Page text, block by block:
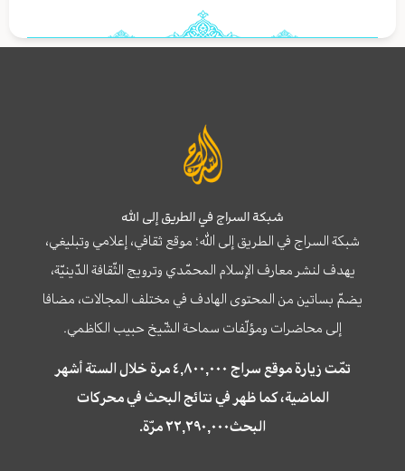
شبكة السراج في الطريق إلى الله
شبكة السراج في الطريق إلى الله؛ موقع ثقافي، إعلامي وتبليغي،
يهدف لنشر معارف الإسلام المحمّدي وترويج الثّقافة الدّينيّة،
يضمّ بساتين من المحتوى الهادف في مختلف المجالات، مضافا
إلى محاضرات ومؤلّفات سماحة الشّيخ حبيب الكاظمي.
تمّت زيارة موقع سراج ٤,٨٠٠,٠٠٠ مرة خلال الستة أشهر
الماضية، كما ظهر في نتائج البحث في محركات
البحث٢٢,٢٩٠,٠٠٠ مرّة.